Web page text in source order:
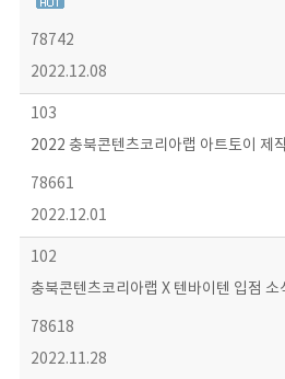
78742
2022.12.08
103
2022 충북콘텐츠코리아랩 아트토이 제
78661
2022.12.01
102
충북콘텐츠코리아랩 X 텐바이텐 입점 소
78618
2022.11.28